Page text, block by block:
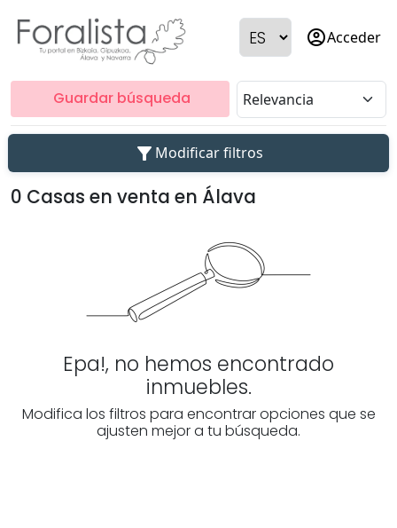
account_circleAcceder
Guardar búsqueda
filter_alt Modificar filtros
0 Casas en venta en Álava
Epa!, no hemos encontrado
inmuebles.
Modifica los filtros para encontrar opciones que se
ajusten mejor a tu búsqueda.